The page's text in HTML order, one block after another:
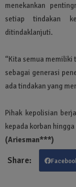
menekankan
setiap tindakan
ditindaklanjuti.
“Kita semua memiliki
sebagai generasi
ada tindakan yang
Pihak kepolisian
kepada korban
(Ariesman***)